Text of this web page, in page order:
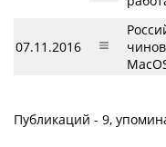
07.11.2016
Публикаций - 9,